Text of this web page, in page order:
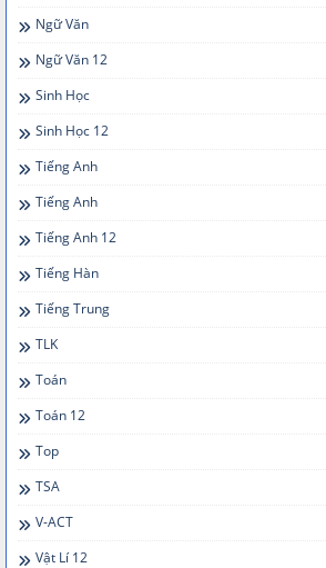
Ngữ Văn
Ngữ Văn 12
Sinh Học
Sinh Học 12
Tiếng Anh
Tiếng Anh
Tiếng Anh 12
Tiếng Hàn
Tiếng Trung
TLK
Toán
Toán 12
Top
TSA
V-ACT
Vật Lí 12